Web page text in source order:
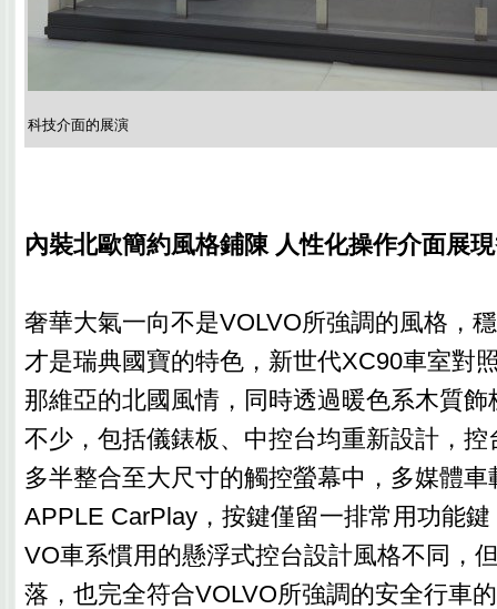
科技介面的展演
內裝北歐簡約風格鋪陳 人性化操作介面展
奢華大氣一向不是VOLVO所強調的風格，
才是瑞典國寶的特色，新世代XC90車室對
那維亞的北國風情，同時透過暖色系木質
不少，包括儀錶板、中控台均重新設計，
多半整合至大尺寸的觸控螢幕中，多媒體
APPLE CarPlay，按鍵僅留一排常用功能
VO車系慣用的懸浮式控台設計風格不同，
落，也完全符合VOLVO所強調的安全行車